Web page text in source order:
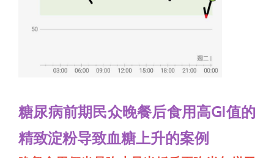
糖尿病前期民众晚餐后食用高GI值的
精致淀粉导致血糖上升的案例